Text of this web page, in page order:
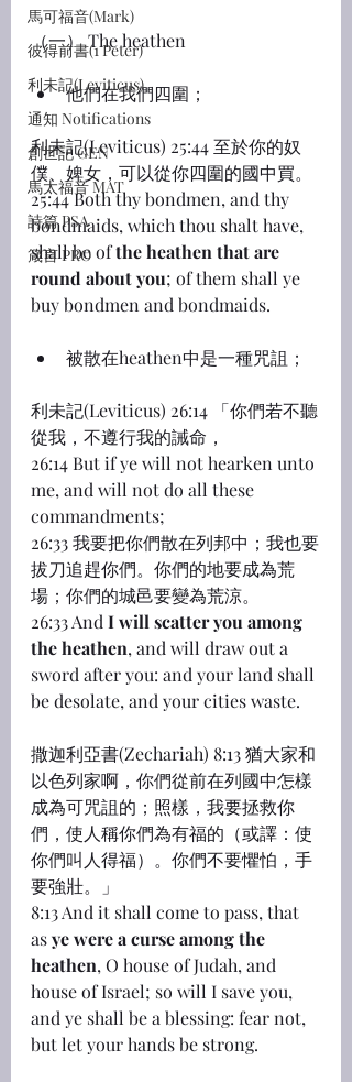
馬可福音(Mark)
彼得前書(1 Peter)
利未記(Leviticus)
通知 Notifications
創世記 GEN
馬太福音 MAT
詩篇 PSA
箴言 PRO
（一） The heathen
他們在我們四圍；
利未記(Leviticus) 25:44 至於你的奴
僕、婢女，可以從你四圍的國中買。
25:44 Both thy bondmen, and thy
bondmaids, which thou shalt have,
shall be of the heathen that are
round about you; of them shall ye
buy bondmen and bondmaids.
被散在heathen中是一種咒詛；
利未記(Leviticus) 26:14 「你們若不聽
從我，不遵行我的誡命，
26:14 But if ye will not hearken unto
me, and will not do all these
commandments;
26:33 我要把你們散在列邦中；我也要
拔刀追趕你們。你們的地要成為荒
場；你們的城邑要變為荒涼。
26:33 And I will scatter you among
the heathen, and will draw out a
sword after you: and your land shall
be desolate, and your cities waste.
撒迦利亞書(Zechariah) 8:13 猶大家和
以色列家啊，你們從前在列國中怎樣
成為可咒詛的；照樣，我要拯救你
們，使人稱你們為有福的（或譯：使
你們叫人得福）。你們不要懼怕，手
要強壯。」
8:13 And it shall come to pass, that
as ye were a curse among the
heathen, O house of Judah, and
house of Israel; so will I save you,
and ye shall be a blessing: fear not,
but let your hands be strong.